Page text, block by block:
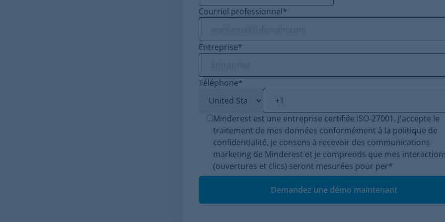
Courriel professionnel*
Entreprise*
Téléphone*
Minderest est une entreprise certifiée ISO-27001. J'accepte le
traitement de mes données conformément à la politique de
confidentialité, je consens à recevoir des communications
marketing de Minderest et je comprends que mes
(ouvertures et clics) seront mesurées pour per*